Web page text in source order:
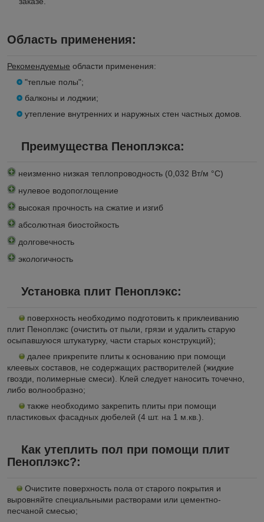
Область применения:
Рекомендуемые области применения:
"теплые полы";
балконы и лоджии;
утепление внутренних и наружных стен частных домов
Преимущества Пеноплэкса:
неизменно низкая теплопроводность (0,032 Вт/м °С)
нулевое водопоглощение
высокая прочность на сжатие и изгиб
абсолютная биостойкость
долговечность
экологичность
Установка плит Пеноплэкс:
поверхность необходимо подготовить к приклеиванию
плит Пеноплэкс (очистить от пыли, грязи и удалить старую
осыпавшуюся штукатурку, части старых конструкций);
далее прикрепите плиты к основанию при помощи
клеевых составов, не содержащих растворителей (жидкие
гвозди, полимерные смеси). Клей следует наносить точечно,
либо волнообразно;
также необходимо закрепить плиты при помощи
пластиковых фасадных дюбелей (4 шт. на 1 м.кв.)
Как утеплить пол при помощи плит
Пеноплэкс?:
Очистите поверхность пола от старого покрытия и
выровняйте специальными растворами или цементно-
песчаной смесью;